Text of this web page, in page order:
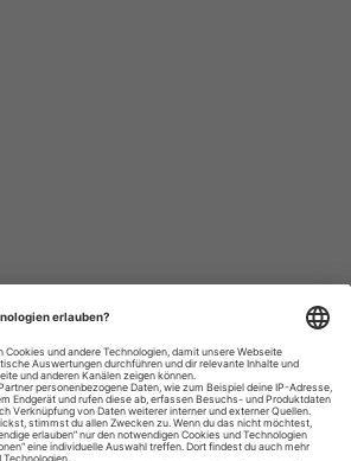
Impressum
Einstellungen